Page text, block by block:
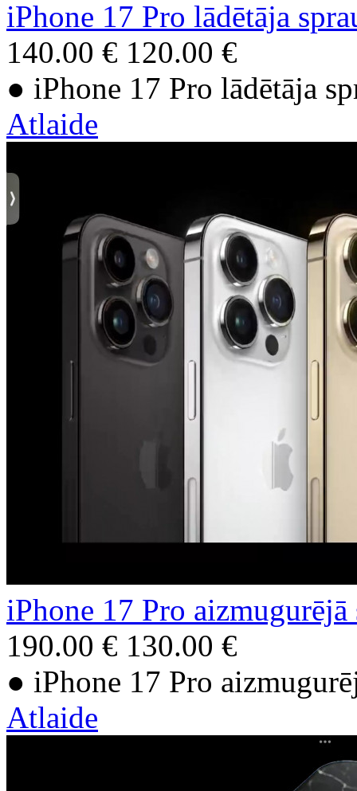
iPhone 17 Pro lādētāja
140.00 € 120.00 €
● iPhone 17 Pro lādētāja
Atlaide
iPhone 17 Pro
190.00 € 130.00 €
● iPhone 17 Pro
Atlaide